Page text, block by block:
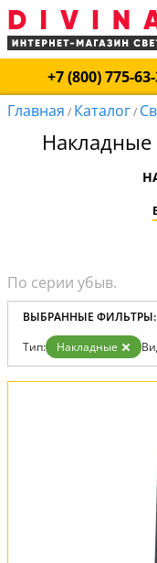
+7 (800) 775-
Главная / Каталог/
Накладные
ВЫБРАННЫЕ ФИЛЬТРЫ:
Тип: Накладные